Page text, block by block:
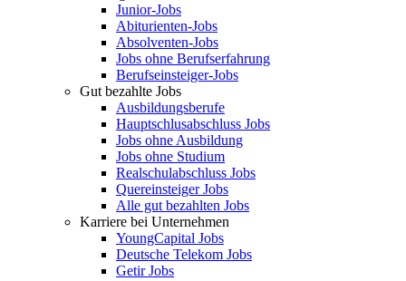
Junior-Jobs
Abiturienten-Jobs
Absolventen-Jobs
Jobs ohne Berufserfahrung
Berufseinsteiger-Jobs
Gut bezahlte Jobs
Ausbildungsberufe
Hauptschlusabschluss Jobs
Jobs ohne Ausbildung
Jobs ohne Studium
Realschulabschluss Jobs
Quereinsteiger Jobs
Alle gut bezahlten Jobs
Karriere bei Unternehmen
YoungCapital Jobs
Deutsche Telekom Jobs
Getir Jobs